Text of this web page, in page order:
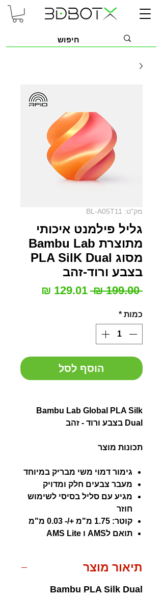
מק"ט: BL-A05T11
גליל פילמנט איכותי
מתוצרת Bambu Lab
מסוג PLA SilK Dual
בצבע ורוד-זהב
‏199.00 ‏₪
מחיר
כמות *
הוסף לסל
Bambu Lab Global PLA Silk
Dual בצבע ורוד - זהב
תכונות מוצר
גימור דמוי משי מבריק במיוחד
מעבר צבעים חלק ומדויק
מגיע עם סליל בסיסי לשימוש
חוזר
קוטר: 1.75 מ"מ +/- 0.03 מ"מ
תואם לAMS ו AMS Lite
תיאור מוצר
Bambu PLA Silk Dual